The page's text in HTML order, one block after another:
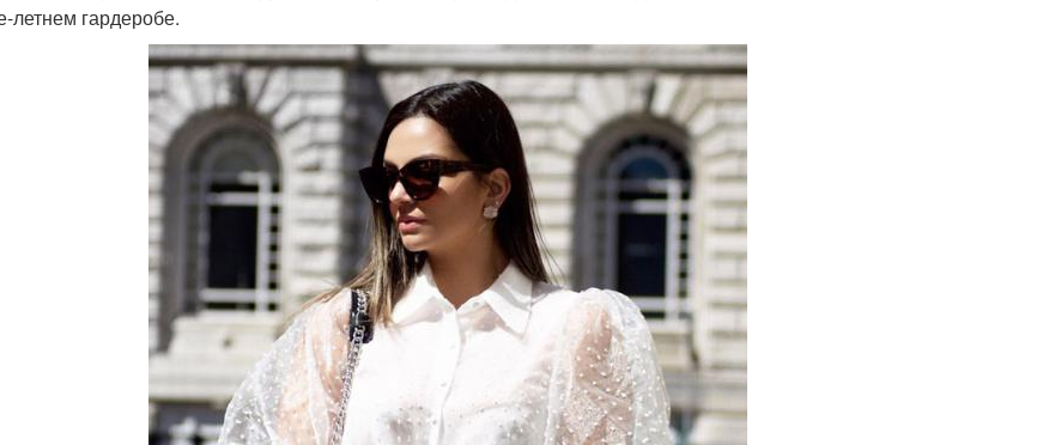
летнем гардеробе.